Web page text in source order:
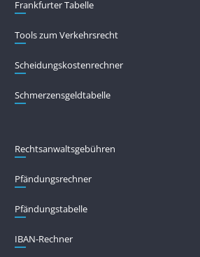
Frankfurter Tabelle
Tools zum Verkehrsrecht
Scheidungskostenrechner
Schmerzensgeldtabelle
Rechtsanwaltsgebühren
Pfändungs­rechner
Pfändungs­tabelle
IBAN-Rechner